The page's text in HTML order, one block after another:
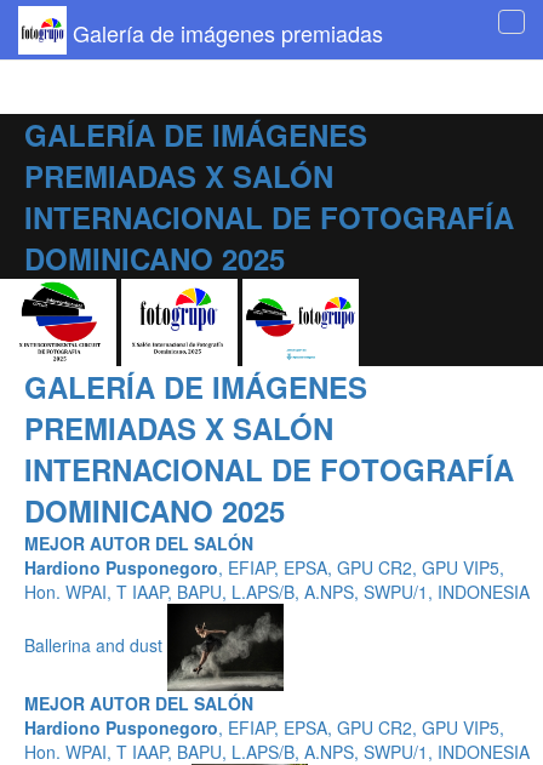
Galería de imágenes premiadas
GALERÍA DE IMÁGENES
PREMIADAS X SALÓN
INTERNACIONAL DE FOTOGRAFÍA
DOMINICANO 2025
GALERÍA DE IMÁGENES
PREMIADAS X SALÓN
INTERNACIONAL DE FOTOGRAFÍA
DOMINICANO 2025
MEJOR AUTOR DEL SALÓN
Hardiono Pusponegoro, EFIAP, EPSA, GPU CR2, GPU VIP5,
Hon. WPAI, T IAAP, BAPU, L.APS/B, A.NPS, SWPU/1, INDONESIA
Ballerina and dust
MEJOR AUTOR DEL SALÓN
Hardiono Pusponegoro, EFIAP, EPSA, GPU CR2, GPU VIP5,
Hon. WPAI, T IAAP, BAPU, L.APS/B, A.NPS, SWPU/1, INDONESIA